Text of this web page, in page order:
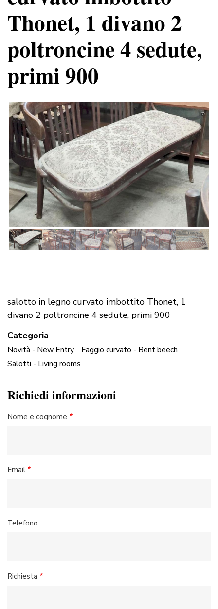
Thonet, 1 divano 2
poltroncine 4 sedute,
primi 900
salotto in legno curvato imbottito Thonet, 1
divano 2 poltroncine 4 sedute, primi 900
Categoria
Novità - New Entry
Faggio curvato - Bent beech
Salotti - Living rooms
Richiedi informazioni
Nome e cognome
Email
Telefono
Richiesta